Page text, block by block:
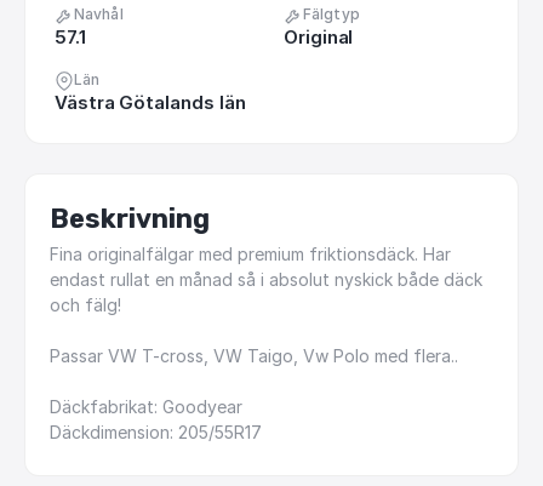
Navhål
57.1
Fälgtyp
Original
Län
Västra Götalands län
Beskrivning
Fina originalfälgar med premium friktionsdäck. Har
endast rullat en månad så i absolut nyskick både däck
och fälg!
Passar VW T-cross, VW Taigo, Vw Polo med flera..
Däckfabrikat: Goodyear
Däckdimension: 205​/​55R17